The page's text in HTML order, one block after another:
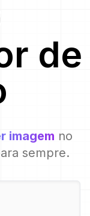
de
imagem no
sempre.